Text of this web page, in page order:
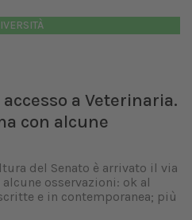
a Veterinaria.
con alcune
del Senato è arrivato il via
osservazioni: ok al
e in contemporanea; più